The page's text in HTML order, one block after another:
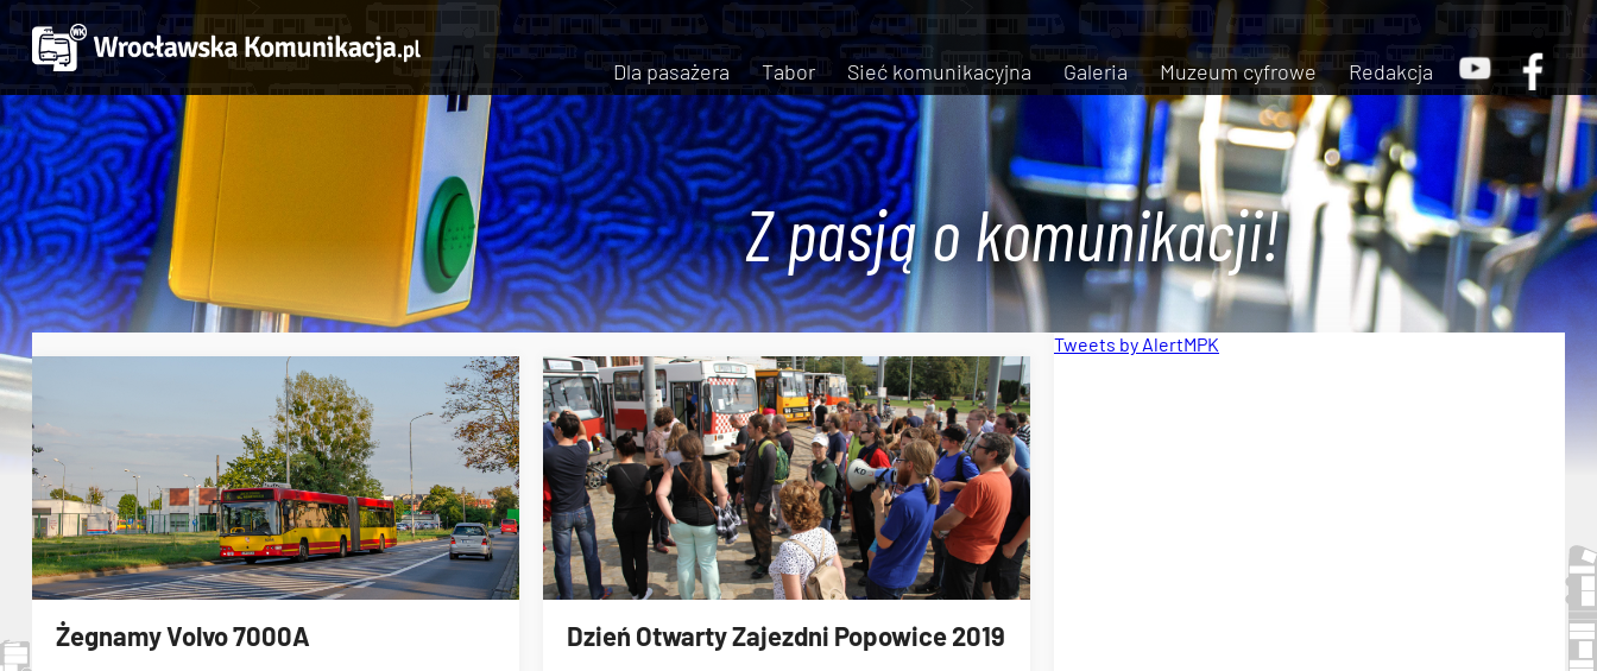
Dla pasażera Tabor Sieć komunikacyjna Galeria Muzeum cyfrowe Redakcja
Z pasją o komunikacji!
Żegnamy Volvo 7000A Dzień Otwarty Zajezdni Popowice 2019
Tweets by AlertMPK